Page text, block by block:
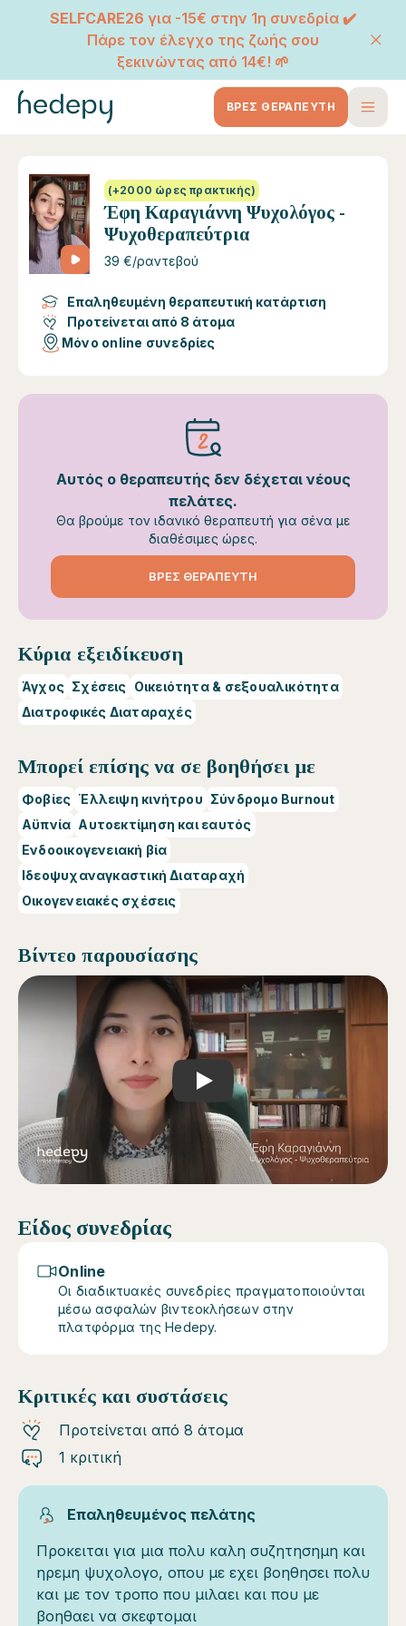
SELFCARE26 για -15€ στην 1η συνεδρία ✔️
Πάρε τον έλεγχο της ζωής σου
ξεκινώντας από 14€! 🌱
ΒΡΕΣ ΘΕΡΑΠΕΥΤΗ
(+2000 ώρες πρακτικής)
Έφη Καραγιάννη Ψυχολόγος -
Ψυχοθεραπεύτρια
39 €/ραντεβού
Επαληθευμένη θεραπευτική κατάρτιση
Προτείνεται από 8 άτομα
Μόνο online συνεδρίες
Αυτός ο θεραπευτής δεν δέχεται νέους
πελάτες.
Θα βρούμε τον ιδανικό θεραπευτή για σένα με
διαθέσιμες ώρες.
ΒΡΕΣ ΘΕΡΑΠΕΥΤΗ
Κύρια εξειδίκευση
Άγχος Σχέσεις Οικειότητα & σεξουαλικότητα
Διατροφικές Διαταραχές
Μπορεί επίσης να σε βοηθήσει με
Φοβίες Έλλειψη κινήτρου Σύνδρομο Burnout
Αϋπνία Αυτοεκτίμηση και εαυτός
Ενδοοικογενειακή βία
Ιδεοψυχαναγκαστική Διαταραχή
Οικογενειακές σχέσεις
Βίντεο παρουσίασης
Play
Είδος συνεδρίας
Online
Οι διαδικτυακές συνεδρίες πραγματοποιούνται
μέσω ασφαλών βιντεοκλήσεων στην
πλατφόρμα της Hedepy.
Κριτικές και συστάσεις
Προτείνεται από 8 άτομα
1 κριτική
Επαληθευμένος πελάτης
Προκειται για μια πολυ καλη συζητησημη και
ηρεμη ψυχολογο, οπου με εχει βοηθησει πολυ
και με τον τροπο που μιλαει και που με
βοηθαει να σκεφτομαι